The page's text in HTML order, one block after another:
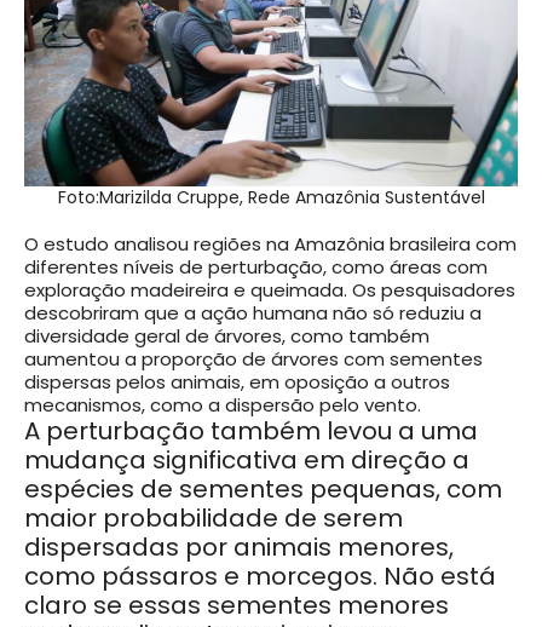
Foto:Marizilda Cruppe, Rede Amazônia Sustentável
O estudo analisou regiões na Amazônia brasileira com
diferentes níveis de perturbação, como áreas com
exploração madeireira e queimada. Os pesquisadores
descobriram que a ação humana não só reduziu a
diversidade geral de árvores, como também
aumentou a proporção de árvores com sementes
dispersas pelos animais, em oposição a outros
mecanismos, como a dispersão pelo vento.
A perturbação também levou a uma
mudança significativa em direção a
espécies de sementes pequenas, com
maior probabilidade de serem
dispersadas por animais menores,
como pássaros e morcegos. Não está
claro se essas sementes menores